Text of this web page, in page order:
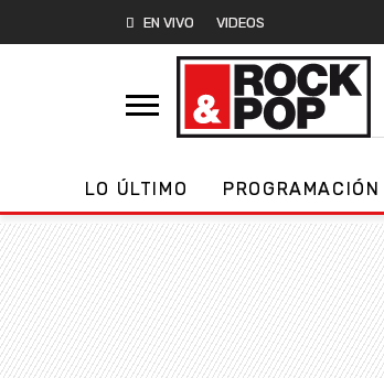
EN VIVO VIDEOS
LO ÚLTIMO PROGRAMACIÓN